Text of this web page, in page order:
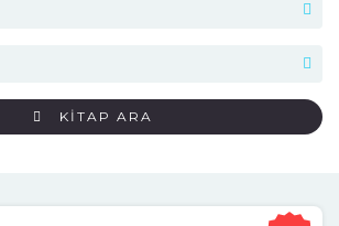
KİTAP ARA